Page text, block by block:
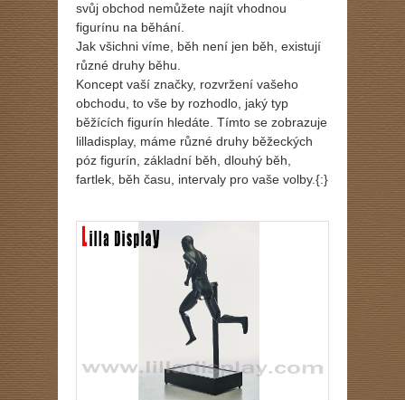
svůj obchod nemůžete najít vhodnou
figurínu na běhání.
Jak všichni víme, běh není jen běh, existují
různé druhy běhu.
Koncept vaší značky, rozvržení vašeho
obchodu, to vše by rozhodlo, jaký typ
běžících figurín hledáte. Tímto se zobrazuje
lilladisplay, máme různé druhy běžeckých
póz figurín, základní běh, dlouhý běh,
fartlek, běh času, intervaly pro vaše volby.{:}